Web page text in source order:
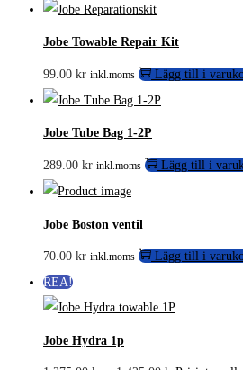
Jobe Towable Repair Kit
99.00 kr inkl.moms Lägg till i
Jobe Tube Bag 1-2P
289.00 kr inkl.moms Lägg till i
Jobe Boston ventil
70.00 kr inkl.moms
Lägg till i
REA!
Jobe Hydra 1p